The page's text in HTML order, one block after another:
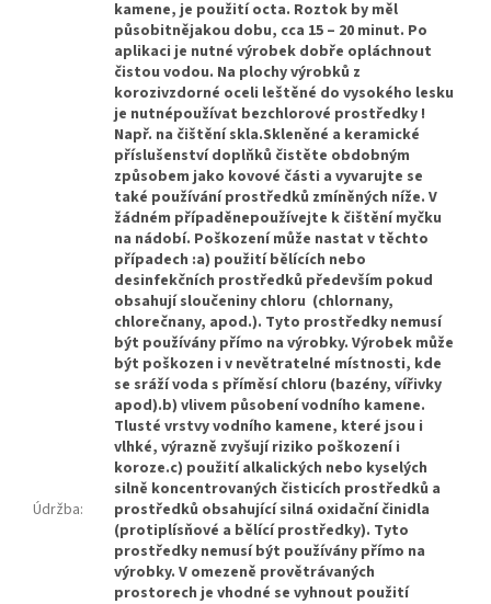
Údržba:
kamene, je použití octa. Roztok by měl
působitnějakou dobu, cca 15 – 20 minut. Po
aplikaci je nutné výrobek dobře opláchnout
čistou vodou. Na plochy výrobků z
korozivzdorné oceli leštěné do vysokého lesku
je nutnépoužívat bezchlorové prostředky !
Např. na čištění skla.Skleněné a keramické
příslušenství doplňků čistěte obdobným
způsobem jako kovové části a vyvarujte se
také používání prostředků zmíněných níže. V
žádném případěnepoužívejte k čištění myčku
na nádobí. Poškození může nastat v těchto
případech :a) použití bělících nebo
desinfekčních prostředků především pokud
obsahují sloučeniny chloru (chlornany,
chlorečnany, apod.). Tyto prostředky nemusí
být používány přímo na výrobky. Výrobek může
být poškozen i v nevětratelné místnosti, kde
se sráží voda s příměsí chloru (bazény, vířivky
apod).b) vlivem působení vodního kamene.
Tlusté vrstvy vodního kamene, které jsou i
vlhké, výrazně zvyšují riziko poškození i
koroze.c) použití alkalických nebo kyselých
silně koncentrovaných čisticích prostředků a
prostředků obsahující silná oxidační činidla
(protiplísňové a bělící prostředky). Tyto
prostředky nemusí být používány přímo na
výrobky. V omezeně provětrávaných
prostorech je vhodné se vyhnout použití